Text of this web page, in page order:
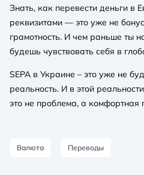
Знать, как перевести деньги в
реквизитами — это уже не
грамотность. И чем раньше ты
будешь чувствовать себя в
SEPA в Украине – это уже не
реальность. И в этой
это не проблема, а комфортная
Валюта Переводы